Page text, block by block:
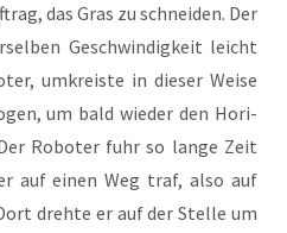
das Gras zu schnei­den. Der
Geschwin­dig­keit leicht
umkreis­te in die­ser Wei­se
um bald wie­der den Hori­
Robo­ter fuhr so lan­ge Zeit
auf einen Weg traf, also auf
dreh­te er auf der Stel­le um